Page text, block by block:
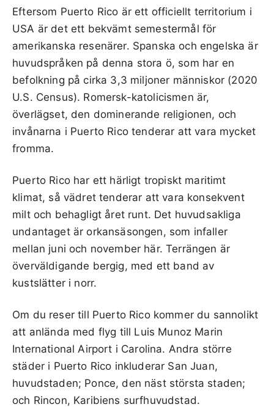
Eftersom Puerto Rico är ett officiellt territorium i
USA är det ett bekvämt semestermål för
amerikanska resenärer. Spanska och engelska är
huvudspråken på denna stora ö, som har en
befolkning på cirka 3,3 miljoner människor (2020
U.S. Census). Romersk-katolicismen är,
överlägset, den dominerande religionen, och
invånarna i Puerto Rico tenderar att vara mycket
fromma.
Puerto Rico har ett härligt tropiskt maritimt
klimat, så vädret tenderar att vara konsekvent
milt och behagligt året runt. Det huvudsakliga
undantaget är orkansäsongen, som infaller
mellan juni och november här. Terrängen är
överväldigande bergig, med ett band av
kustslätter i norr.
Om du reser till Puerto Rico kommer du sannolikt
att anlända med flyg till Luis Munoz Marin
International Airport i Carolina. Andra större
städer i Puerto Rico inkluderar San Juan,
huvudstaden; Ponce, den näst största staden;
och Rincon, Karibiens surfhuvudstad.